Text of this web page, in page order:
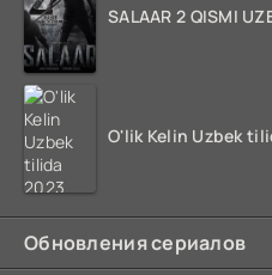
Обновления сериалов